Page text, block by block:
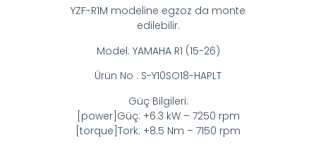
YZF-R1M modeline egzoz da monte
edilebilir.
Model: YAMAHA R1 (15-26)
Ürün No : S-Y10SO18-HAPLT
Güç Bilgileri:
[power]Güç: +6.3 kW – 7250 rpm
[torque]Tork: +8.5 Nm – 7150 rpm